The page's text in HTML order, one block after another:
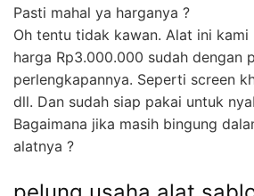
Pasti mahal ya harganya ?
Oh tentu tidak kawan. Alat ini
harga Rp3.000.000 sudah dengan
perlengkapannya. Seperti screen
dll. Dan sudah siap pakai untuk
Bagaimana jika masih bingung
alatnya ?